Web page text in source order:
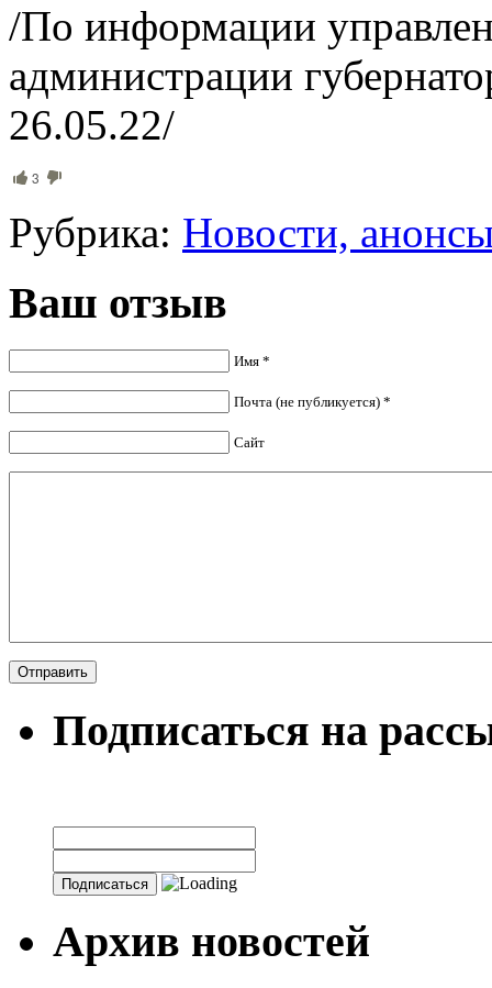
/По информации
администрации
26.05.22/
3
Рубрика: Новости,
Ваш отзыв
Имя *
Почта (не публикуется) *
Сайт
Подписаться на
Архив новостей